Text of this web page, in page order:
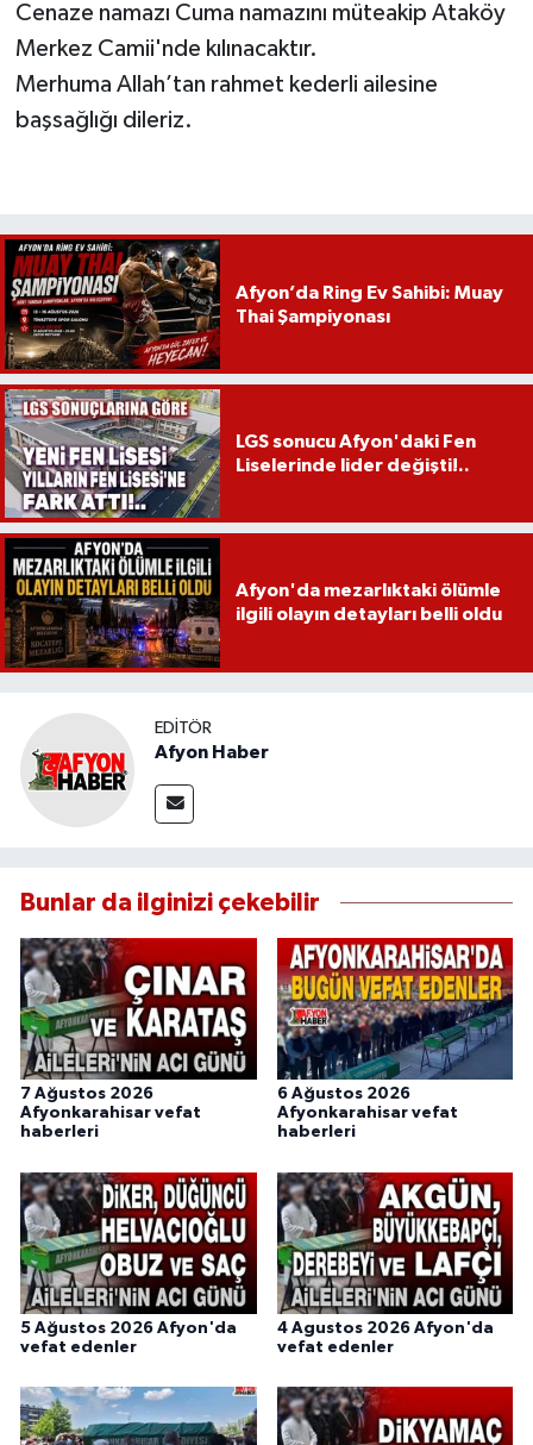
Cenaze namazı Cuma namazını müteakip Ataköy
Merkez Camii'nde kılınacaktır.
Merhuma Allah’tan rahmet kederli ailesine
başsağlığı dileriz.
Afyon’da Ring Ev Sahibi: Muay
Thai Şampiyonası
LGS sonucu Afyon'daki Fen
Liselerinde lider değişti!..
Afyon'da mezarlıktaki ölümle
ilgili olayın detayları belli oldu
EDITÖR
Afyon Haber
Bunlar da ilginizi çekebilir
7 Ağustos 2026
Afyonkarahisar vefat
haberleri
6 Ağustos 2026
Afyonkarahisar vefat
haberleri
5 Ağustos 2026 Afyon'da
vefat edenler
4 Agustos 2026 Afyon'da
vefat edenler